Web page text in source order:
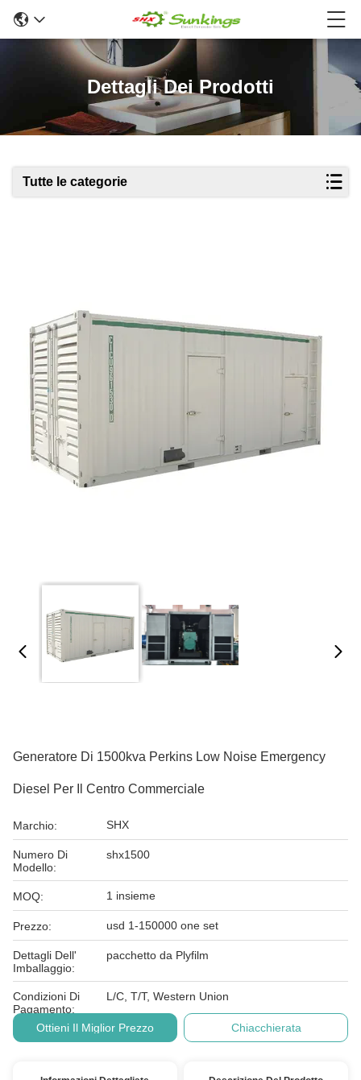
Dettagli Dei Prodotti
Tutte le categorie
Generatore Di 1500kva Perkins Low Noise Emergency
Diesel Per Il Centro Commerciale
Marchio: SHX
Numero Di
Modello:
shx1500
MOQ: 1 insieme
Prezzo: usd 1-150000 one set
Dettagli Dell'
Imballaggio:
pacchetto da Plyfilm
Condizioni Di
Pagamento:
L/C, T/T, Western Union
Ottieni Il Miglior Prezzo Chiacchierata